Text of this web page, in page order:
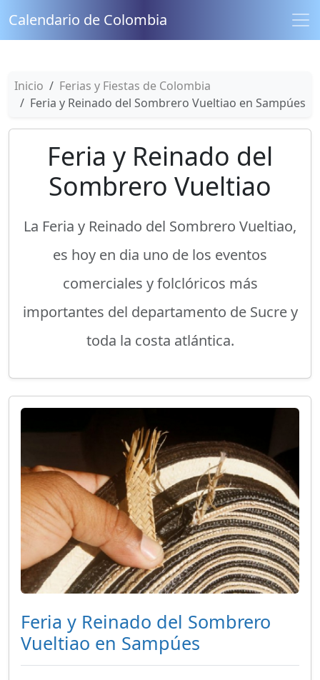
Calendario de Colombia
Inicio
Ferias y Fiestas de Colombia
Feria y Reinado del Sombrero Vueltiao en Sampúes
Feria y Reinado del
Sombrero Vueltiao
La Feria y Reinado del Sombrero Vueltiao,
es hoy en dia uno de los eventos
comerciales y folclóricos más
importantes del departamento de Sucre y
toda la costa atlántica.
Feria y Reinado del Sombrero
Vueltiao en Sampúes